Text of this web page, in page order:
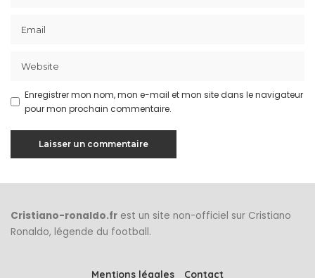
Enregistrer mon nom, mon e-mail et mon site dans le navigateur
pour mon prochain commentaire.
Cristiano-ronaldo.fr est un site non-officiel sur Cristiano
Ronaldo, légende du football.
Mentions légales Contact